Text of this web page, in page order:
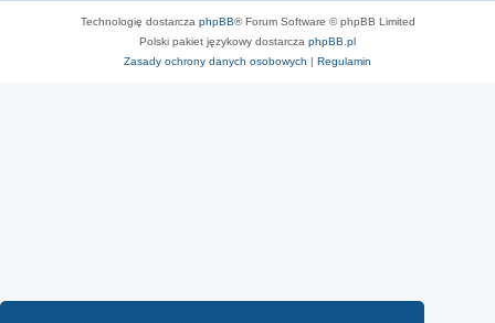
Technologię dostarcza phpBB® Forum Software © phpBB Limited
Polski pakiet językowy dostarcza phpBB.pl
Zasady ochrony danych osobowych | Regulamin